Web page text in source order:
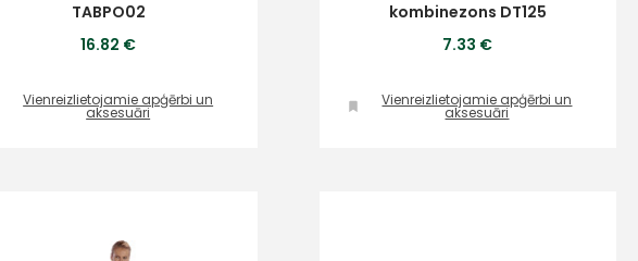
TABPO02
16.82 €
Vienreizlietojamie apģērbi un
aksesuāri
kombinezons DT125
7.33 €
Vienreizlietojamie apģērbi un
aksesuāri